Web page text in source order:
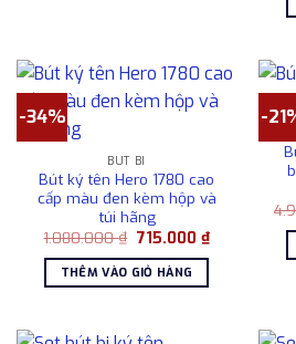
-34%
BÚT BI
Bút ký tên Hero 1780 cao
cấp màu đen kèm hộp và
túi hãng
1.080.000₫ Giá
là:
1.080.000 ₫.
715.000 ₫Giá
hiện
715.000 ₫.
THÊM VÀO GIỎ HÀNG
-